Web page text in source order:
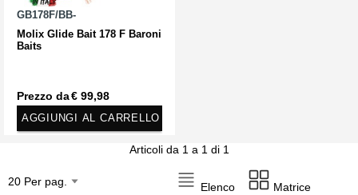
GB178F/BB-
Molix Glide Bait 178 F Baroni
Baits
Prezzo da€ 99,98
AGGIUNGI AL CARRELLO
Articoli da 1 a 1 di 1
Elenco Matrice